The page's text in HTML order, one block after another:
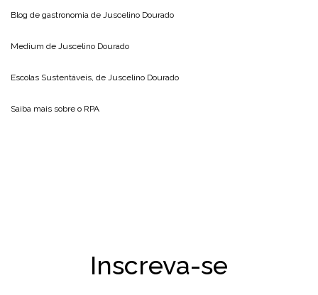
Blog de gastronomia de Juscelino Dourado
Medium de Juscelino Dourado
Escolas Sustentáveis, de Juscelino Dourado
Saiba mais sobre o RPA
Inscreva-se